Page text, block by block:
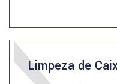
Limpeza de